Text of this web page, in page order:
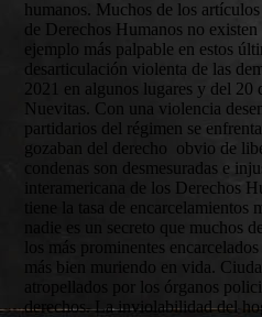
humanos. Muchos de los
de Derechos Humanos no
ejemplo más palpable en estos
desarticulación violenta de las
2021 en algunos lugares y del 20
Nuevitas. Con una violencia
partidarios del régimen se
gozaban del derecho obvio de
condenas son desmesuradas e
interamericana de los Derechos
tiene la tasa de encarcelamientos
nadie es un secreto que muchos
los más prominentes
más bien muriendo en vida.
atropellados por los órganos
derechos. La inviolabilidad del